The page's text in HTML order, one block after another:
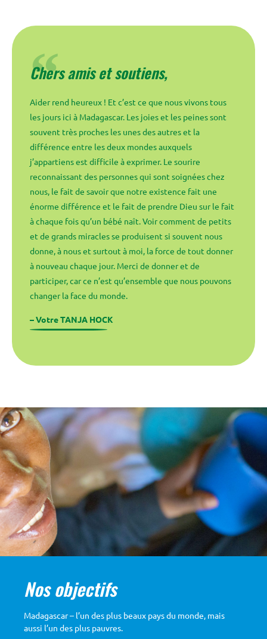
Chers amis et soutiens,
Aider rend heureux ! Et c’est ce que nous vivons tous
les jours ici à Madagascar. Les joies et les peines sont
souvent très proches les unes des autres et la
différence entre les deux mondes auxquels
j’appartiens est difficile à exprimer. Le sourire
reconnaissant des personnes qui sont soignées chez
nous, le fait de savoir que notre existence fait une
énorme différence et le fait de prendre Dieu sur le fait
à chaque fois qu’un bébé naît. Voir comment de petits
et de grands miracles se produisent si souvent nous
donne, à nous et surtout à moi, la force de tout donner
à nouveau chaque jour. Merci de donner et de
participer, car ce n’est qu’ensemble que nous pouvons
changer la face du monde.
– Votre TANJA HOCK
Soins médicaux
Madagascar compte environ29 médecins pour
100.000 personnes. Le taux de mortalité infantile est
Nos objectifs
Madagascar – l’un des plus beaux pays du monde, mais
aussi l’un des plus pauvres.